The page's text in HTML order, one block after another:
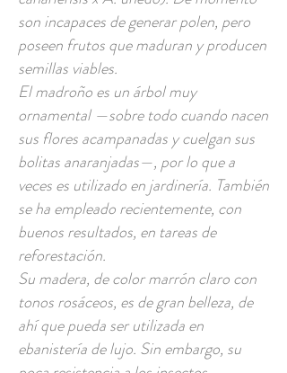
son incapaces de generar polen, pero
poseen frutos que maduran y producen
semillas viables.
El madroño es un árbol muy
ornamental —sobre todo cuando nacen
sus flores acampanadas y cuelgan sus
bolitas anaranjadas—, por lo que a
veces es utilizado en jardinería. También
se ha empleado recientemente, con
buenos resultados, en tareas de
reforestación.
Su madera, de color marrón claro con
tonos rosáceos, es de gran belleza, de
ahí que pueda ser utilizada en
ebanistería de lujo. Sin embargo, su